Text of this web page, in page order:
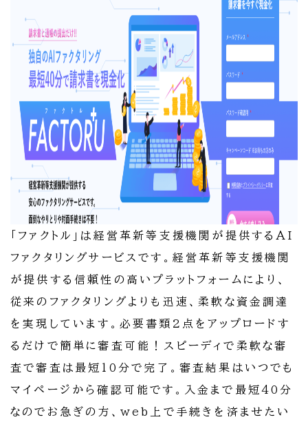
「ファクトル」は経営革新等支援機関が提供するAI
ファクタリングサービスです。経営革新等支援機関
が提供する信頼性の高いプラットフォームにより、
従来のファクタリングよりも迅速、柔軟な資金調達
を実現しています。必要書類2点をアップロードす
るだけで簡単に審査可能！スピーディで柔軟な審
査で審査は最短10分で完了。審査結果はいつでも
マイページから確認可能です。入金まで最短40分
なのでお急ぎの方、web上で手続きを済ませたい